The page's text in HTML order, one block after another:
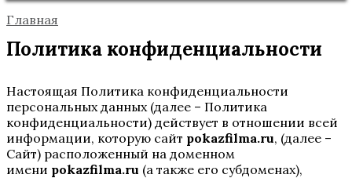
Главная
Политика конфиденциальности
Настоящая Политика конфиденциальности
персональных данных (далее – Политика
конфиденциальности) действует в отношении всей
информации, которую сайт pokazfilma.ru, (далее –
Сайт) расположенный на доменном
имени pokazfilma.ru (а также его субдоменах),